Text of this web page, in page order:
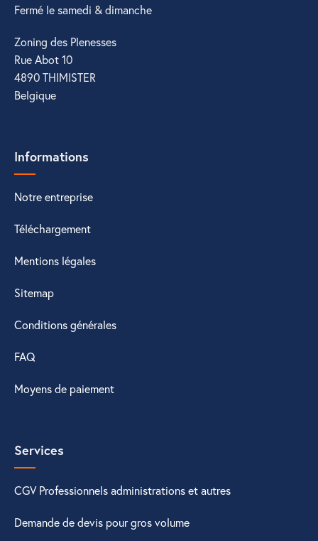
Fermé le samedi & dimanche
Zoning des Plenesses
Rue Abot 10
4890 THIMISTER
Belgique
Informations
Notre entreprise
Téléchargement
Mentions légales
Sitemap
Conditions générales
FAQ
Moyens de paiement
Services
CGV Professionnels administrations et autres
Demande de devis pour gros volume